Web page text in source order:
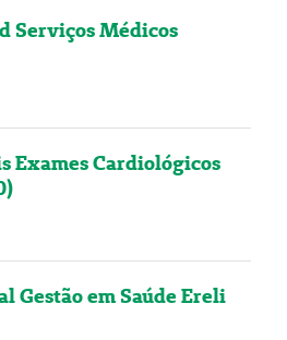
Serviços Médicos
Exames Cardiológicos
Gestão em Saúde Ereli